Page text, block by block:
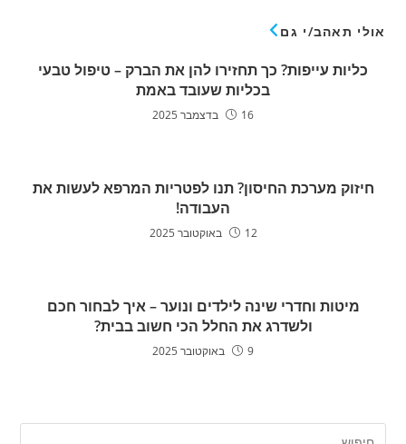
אולי תאהב/י גם
כליות עייפות? כך תחזירו להן את הברק – טיפול טבעי
בכליות שעובד באמת
16 בדצמבר 2025
חיזוק מערכת החיסון? תנו לפטריות המרפא לעשות את
העבודה!
12 באוקטובר 2025
מיטות וחדרי שינה לילדים ונוער – איך לבחור חכם
ולשדרג את החלל הכי חשוב בבית?
9 באוקטובר 2025